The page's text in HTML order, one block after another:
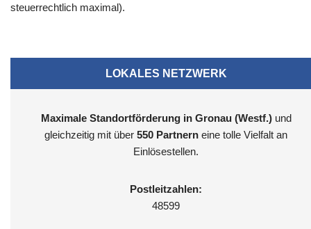
steuerrechtlich maximal).
LOKALES NETZWERK
Maximale Standortförderung in Gronau (Westf.)und
gleichzeitig mit über 550 Partnern eine tolle Vielfalt an
Einlösestellen.
Postleitzahlen:
48599